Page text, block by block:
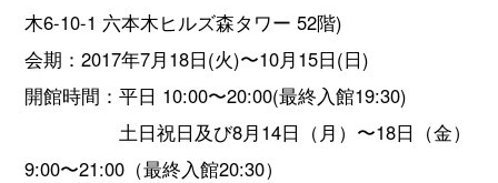
木6-10-1 六本木ヒルズ森タワー 52階)
会期：2017年7月18日(火)〜10月15日(日)
開館時間：平日 10:00〜20:00(最終入館19:30)
土日祝日及び8月14日（月）〜18日（金）
9:00〜21:00（最終入館20:30）